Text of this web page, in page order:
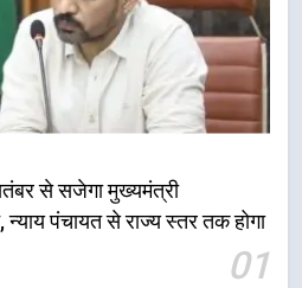
से सजेगा मुख्यमंत्री
न्याय पंचायत से राज्य स्तर तक होगा
01
हथकरघा दिवस पर मुख्यमंत्री
को किया सम्मानित